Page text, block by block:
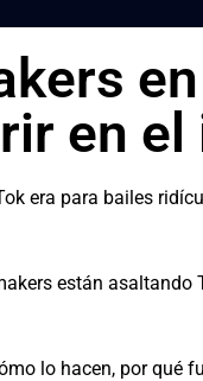
en el
era para bailes
están asaltando
lo hacen, por qué